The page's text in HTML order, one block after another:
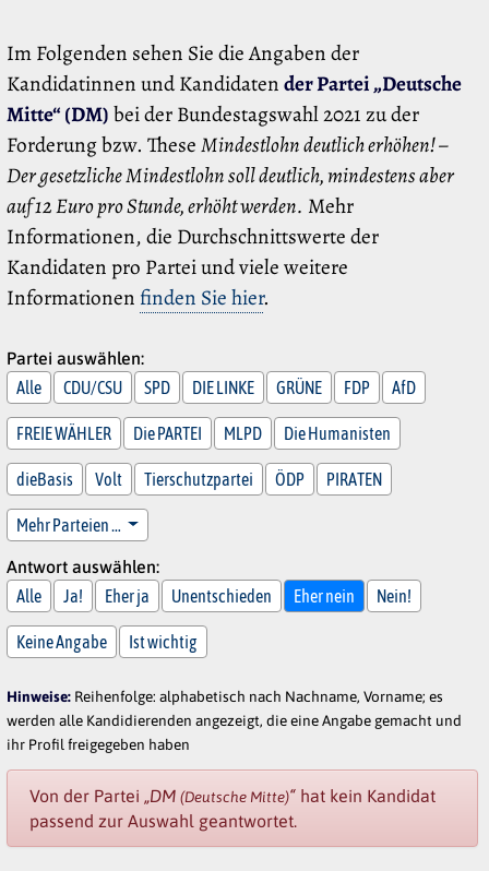
Im Folgenden sehen Sie die Angaben der
Kandidatinnen und Kandidatender Partei „Deutsche
Mitte“ (DM)bei der Bundestagswahl 2021 zu der
Forderung bzw. TheseMindestlohn deutlich erhöhen! –
Der gesetzliche Mindestlohn soll deutlich, mindestens aber
auf 12 Euro pro Stunde, erhöht werden. Mehr
Informationen, die Durchschnittswerte der
Kandidaten pro Partei und viele weitere
Informationen finden Sie hier.
Partei auswählen:
Alle
CDU/CSU SPD DIE LINKE GRÜNE FDP AfD
FREIE WÄHLER Die PARTEI MLPD Die Humanisten
dieBasis Volt Tierschutzpartei ÖDP PIRATEN
Mehr Parteien …
Antwort auswählen:
Alle
Ja! Eher ja Unentschieden Eher nein Nein!
Keine Angabe Ist wichtig
Hinweise: Reihenfolge: alphabetisch nach Nachname, Vorname; es
werden alle Kandidierenden angezeigt, die eine Angabe gemacht und
ihr Profil freigegeben haben
Von der Partei „DM (Deutsche Mitte)“ hat kein Kandidat
passend zur Auswahl geantwortet.